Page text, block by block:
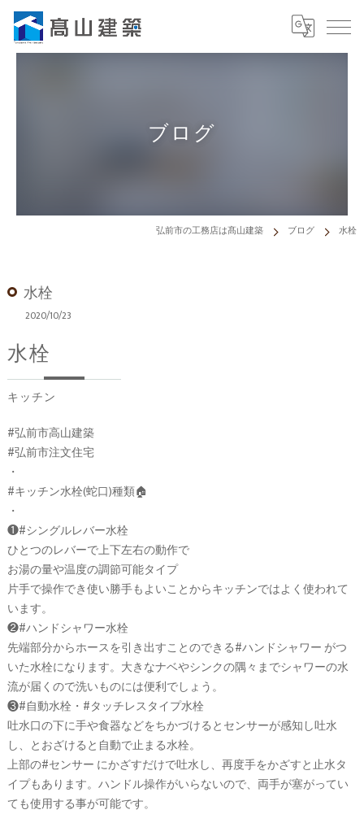
ブログ
弘前市の工務店は髙山建築 ブログ 水栓
水栓
2020/10/23
キッチン
水栓
#弘前市高山建築
#弘前市注文住宅
・
#キッチン水栓(蛇口)種類🏠
・
❶#シングルレバー水栓
ひとつのレバーで上下左右の動作で
お湯の量や温度の調節可能タイプ
片手で操作でき使い勝手もよいことからキッチンではよく使われて
います。
❷#ハンドシャワー水栓
先端部分からホースを引き出すことのできる#ハンドシャワー がつ
いた水栓になります。大きなナベやシンクの隅々までシャワーの水
流が届くので洗いものには便利でしょう。
❸#自動水栓・#タッチレスタイプ水栓
吐水口の下に手や食器などをちかづけるとセンサーが感知し吐水
し、とおざけると自動で止まる水栓。
上部の#センサー にかざすだけで吐水し、再度手をかざすと止水タ
イプもあります。ハンドル操作がいらないので、両手が塞がってい
ても使用する事が可能です。